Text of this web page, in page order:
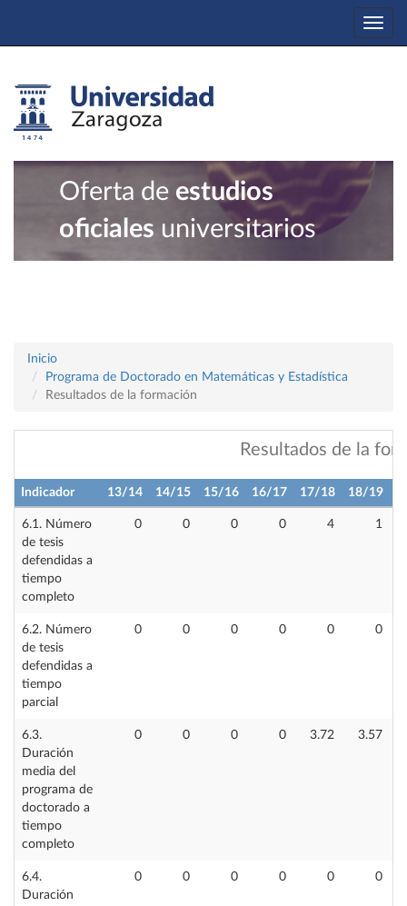
Oferta de estudios
oficiales universitarios
Inicio
Programa de Doctorado en Matemáticas y Estadística
Resultados de la formación
Resultados de la
Indicador 13/14 14/15 15/16 16/17 17/18 18/19
6.1. Número
de tesis
defendidas a
tiempo
completo
0 0 0 0 4 1
6.2. Número
de tesis
defendidas a
tiempo
parcial
0 0 0 0 0 0
6.3.
Duración
media del
programa de
doctorado a
tiempo
completo
0 0 0 0 3.72 3.57
6.4.
Duración
0 0 0 0 0 0